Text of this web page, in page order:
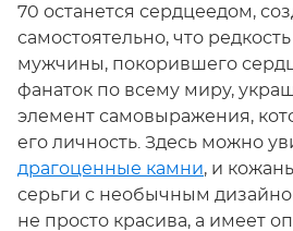
70 останется сердцеедом,
самостоятельно, что
мужчины, покорившего
фанаток по всему миру,
элемент самовыражения,
его личность. Здесь можно
драгоценные камни, и
серьги с необычным
не просто красива, а имеет